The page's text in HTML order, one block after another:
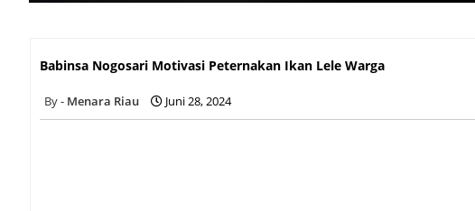
Babinsa Nogosari Motivasi Peternakan Ikan Lele Warga
Menara Riau Juni 28, 2024